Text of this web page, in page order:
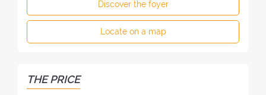
F
y
:
f
h
o
Discover the foyer
Locate on a map
THE PRICE